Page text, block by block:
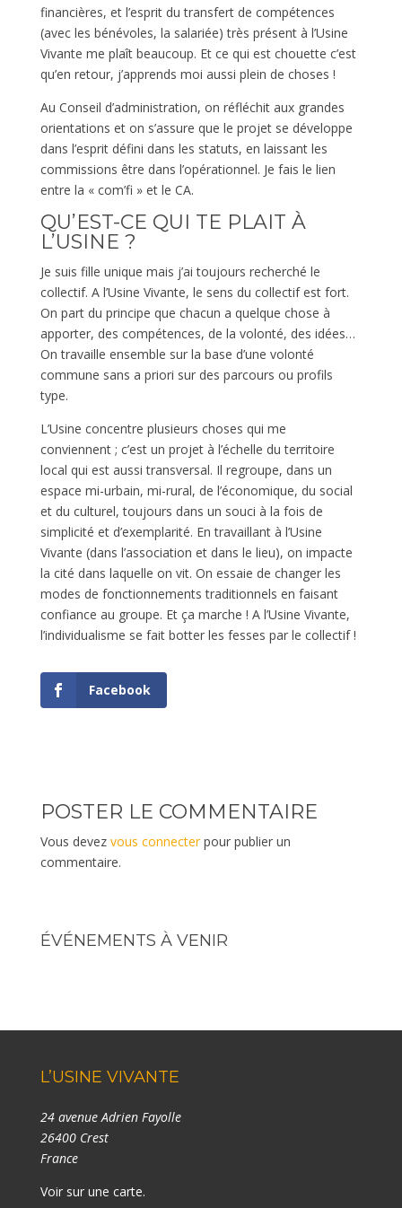
financières, et l’esprit du transfert de compétences
(avec les bénévoles, la salariée) très présent à l’Usine
Vivante me plaît beaucoup. Et ce qui est chouette c’est
qu’en retour, j’apprends moi aussi plein de choses !
Au Conseil d’administration, on réfléchit aux grandes
orientations et on s’assure que le projet se développe
dans l’esprit défini dans les statuts, en laissant les
commissions être dans l’opérationnel. Je fais le lien
entre la « com’fi » et le CA.
QU’EST-CE QUI TE PLAIT À
L’USINE ?
Je suis fille unique mais j’ai toujours recherché le
collectif. A l’Usine Vivante, le sens du collectif est fort.
On part du principe que chacun a quelque chose à
apporter, des compétences, de la volonté, des idées…
On travaille ensemble sur la base d’une volonté
commune sans a priori sur des parcours ou profils
type.
L’Usine concentre plusieurs choses qui me
conviennent ; c’est un projet à l’échelle du territoire
local qui est aussi transversal. Il regroupe, dans un
espace mi-urbain, mi-rural, de l’économique, du social
et du culturel, toujours dans un souci à la fois de
simplicité et d’exemplarité. En travaillant à l’Usine
Vivante (dans l’association et dans le lieu), on impacte
la cité dans laquelle on vit. On essaie de changer les
modes de fonctionnements traditionnels en faisant
confiance au groupe. Et ça marche ! A l’Usine Vivante,
l’individualisme se fait botter les fesses par le collectif !
Facebook
POSTER LE COMMENTAIRE
Vous devez vous connecterpour publier un
commentaire.
ÉVÉNEMENTS À VENIR
L’USINE VIVANTE
24 avenue Adrien Fayolle
26400 Crest
France
Voir sur une carte.